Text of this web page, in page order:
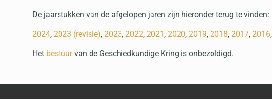
De jaarstukken van de afgelopen jaren zijn hieronder terug te vinden:
2024, 2023 (revisie), 2023, 2022, 2021 , 2020, 2019, 2018, 2017, 2016,
Het bestuurvan de Geschiedkundige Kring is onbezoldigd.